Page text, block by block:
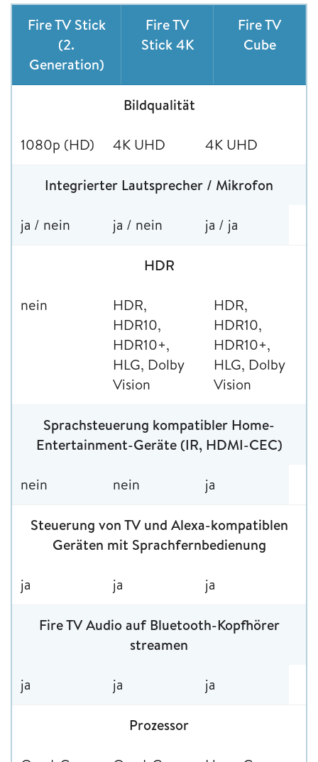
Fire TV Stick
(2.
Generation)
Fire TV
Stick 4K
Fire TV
Cube
Bildqualität
1080p (HD) 4K UHD 4K UHD
Integrierter Lautsprecher / Mikrofon
ja / nein ja / nein ja / ja
HDR
nein
HDR,
HDR10,
HDR10+,
HLG, Dolby
Vision
HDR,
HDR10,
HDR10+,
HLG, Dolby
Vision
Sprachsteuerung kompatibler Home-
Entertainment-Geräte (IR, HDMI-CEC)
nein nein ja
Steuerung von TV und Alexa-kompatiblen
Geräten mit Sprachfernbedienung
ja ja ja
Fire TV Audio auf Bluetooth-Kopfhörer
streamen
ja ja ja
Prozessor